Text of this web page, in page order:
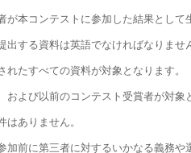
が本コンテストに参加した結果とし
する資料は英語でなければなりませ
たすべての資料が対象となります。
よび以前のコンテスト受賞者が対象
ありません。
前に第三者に対するいかなる義務や